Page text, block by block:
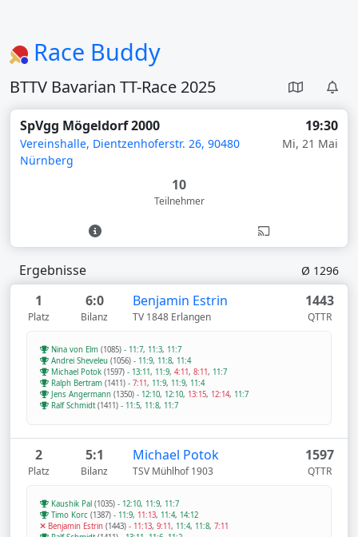
Race Buddy
BTTV Bavarian TT-Race 2025
SpVgg Mögeldorf 2000
Vereinshalle, Dientzenhoferstr. 26, 90480
Nürnberg
19:30
Mi, 21 Mai
10
Teilnehmer
Ergebnisse Ø 1296
1
Platz
6:0
Bilanz
Benjamin Estrin
TV 1848 Erlangen
1443
QTTR
Nina von Elm (1085) - 11:7, 11:3, 11:7
Andrei Sheveleu (1056) - 11:9, 11:8, 11:4
Michael Potok (1597) - 13:11, 11:9, 4:11, 8:11, 11:7
Ralph Bertram (1411) - 7:11, 11:9, 11:9, 11:4
Jens Angermann (1350) - 12:10, 12:10, 13:15, 12:14, 11:7
Ralf Schmidt(1411) - 11:5, 11:8, 11:7
2
Platz
5:1
Bilanz
Michael Potok
TSV Mühlhof 1903
1597
QTTR
Kaushik Pal (1035) - 12:10, 11:9, 11:7
Timo Korc (1387) - 11:9, 11:13, 11:4, 14:12
Benjamin Estrin (1443) - 11:13, 9:11, 11:4, 11:8, 7:11